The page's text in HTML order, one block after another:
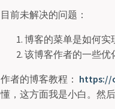
目前未解决的问题：
博客的菜单是如何实
该博客作者的一些优
作者的博客教程： https://
懂，这方面我是小白。然